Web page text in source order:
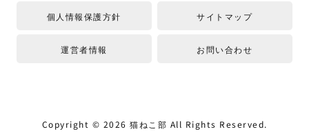
個人情報保護方針 サイトマップ
運営者情報 お問い合わせ
Copyright © 2026 猫ねこ部 All Rights Reserved.